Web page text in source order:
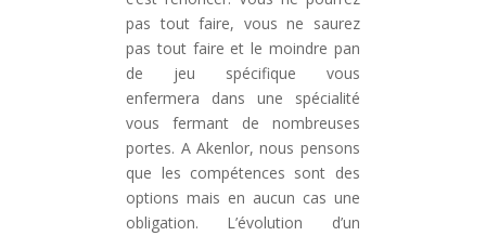
pas tout faire, vous ne saurez
pas tout faire et le moindre pan
de jeu spécifique vous
enfermera dans une spécialité
vous fermant de nombreuses
portes. A Akenlor, nous pensons
que les compétences sont des
options mais en aucun cas une
obligation. L’évolution d’un